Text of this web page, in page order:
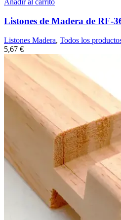
Añadir al carrito
Listones de Madera de RF-
Listones Madera, Todos los
5,67 €